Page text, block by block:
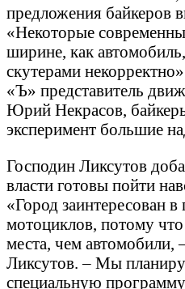
предложения байкеров
«Некоторые
ширине, как
скутерами
«Ъ» представитель
Юрий Некрасов,
эксперимент большие
Господин Ликсутов
власти готовы пойти
«Город заинтересован
мотоциклов, потому
места, чем автомобили,
Ликсутов. – Мы
специальную